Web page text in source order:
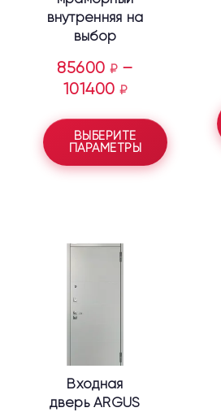
внутренняя на
выбор
85600₽ –
101400 ₽
ВЫБЕРИТЕ
ПАРАМЕТРЫ
Входная
дверь ARGUS
товар
выбрать
на
странице